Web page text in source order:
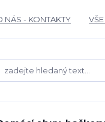
NÁS - KONTAKTY